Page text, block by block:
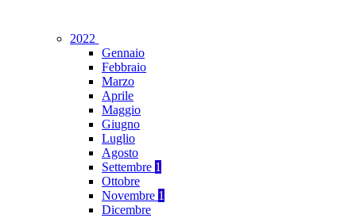
2022
Gennaio
Febbraio
Marzo
Aprile
Maggio
Giugno
Luglio
Agosto
Settembre 1
Ottobre
Novembre 1
Dicembre